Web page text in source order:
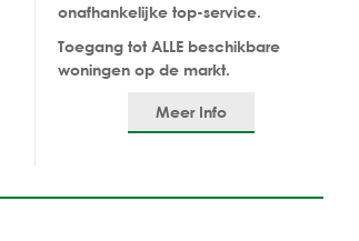
onafhankelijke top-service.
Toegang tot ALLE beschikbare
woningen op de markt.
Meer Info